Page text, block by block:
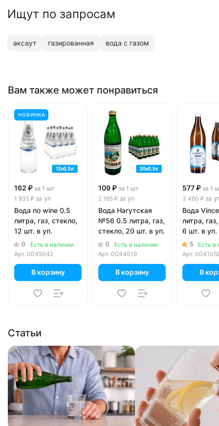
Ищут по запросам
аксаут газированная вода с газом
Вам также может понравиться
НОВИНКА
162 ₽ за 1 шт
1 935 ₽ за уп
Вода no wine 0.5
литра, газ, стекло,
12 шт. в уп.
0
Есть в наличии
Арт. 0045042
В корзину
109 ₽ за 1 шт
2 165 ₽ за уп
Вода Нагутская
№56 0.5 литра, газ,
стекло, 20 шт. в уп.
0
Есть в наличии
Арт. 0044019
В корзину
577 ₽ за 1
3 460 ₽ за
Вода
литра,
6 шт. в уп.
5
Есть в
Арт.
В
Статьи